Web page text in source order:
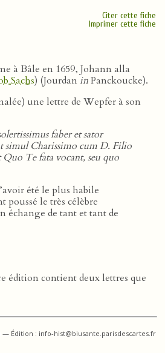
Citer cette fiche
Imprimer cette fiche
à Bâle en 1659, Johann alla
Sachs) (Jourdan inPanckoucke).
une lettre de Wepfer à son
faber et sator
simul Charissimo cum D. Filio
Te fata vocant, seu quo
été le plus habile
le très célèbre
échange de tant et tant de
édition contient deux lettres que
— Édition : info-hist@biusante.parisdescartes.fr